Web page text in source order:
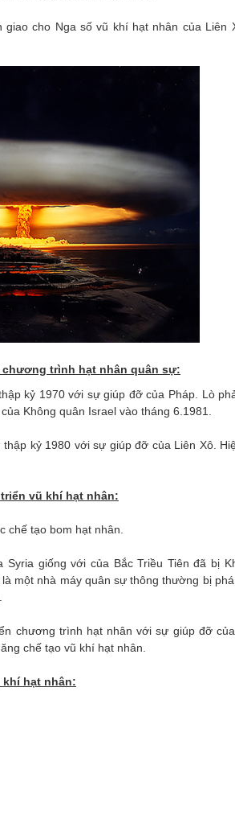
giao cho Nga số vũ khí hạt nhân của Liên
trình hạt nhân quân sự:
kỷ 1970 với sự giúp đỡ của Pháp. Lò
Không quân Israel vào tháng 6.1981.
kỷ 1980 với sự giúp đỡ của Liên Xô.
vũ khí hạt nhân:
chế tạo bom hạt nhân.
giống với của Bắc Triều Tiên đã bị
một nhà máy quân sự thông thường bị phá
chương trình hạt nhân với sự giúp đỡ
chế tạo vũ khí hạt nhân.
khí hạt nhân: